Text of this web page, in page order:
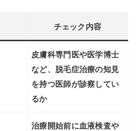
チェック内容
皮膚科専門医や医学博士
など、脱毛症治療の知見
を持つ医師が診察してい
るか
治療開始前に血液検査や